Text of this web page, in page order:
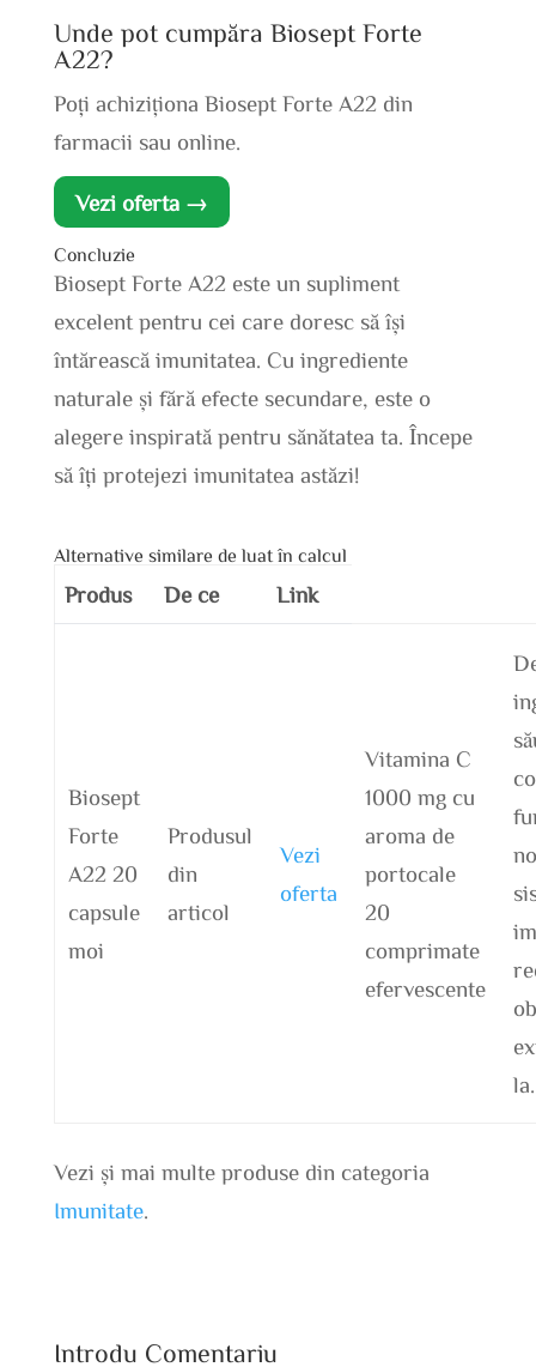
Unde pot cumpăra Biosept Forte
A22?
Poți achiziționa Biosept Forte A22 din
farmacii sau online.
Vezi oferta →
Concluzie
Biosept Forte A22 este un supliment
excelent pentru cei care doresc să își
întărească imunitatea. Cu ingrediente
naturale și fără efecte secundare, este o
alegere inspirată pentru sănătatea ta. Începe
să îți protejezi imunitatea astăzi!
Alternative similare de luat în calcul
Produs De ce Link
Biosept
Forte
A22 20
capsule
moi
Produsul
din
articol
Vezi
oferta
Vitamina C
1000 mg cu
aroma de
portocale
20
comprimate
efervescente
Vezi și mai multe produse din categoria
Imunitate.
Introdu Comentariu